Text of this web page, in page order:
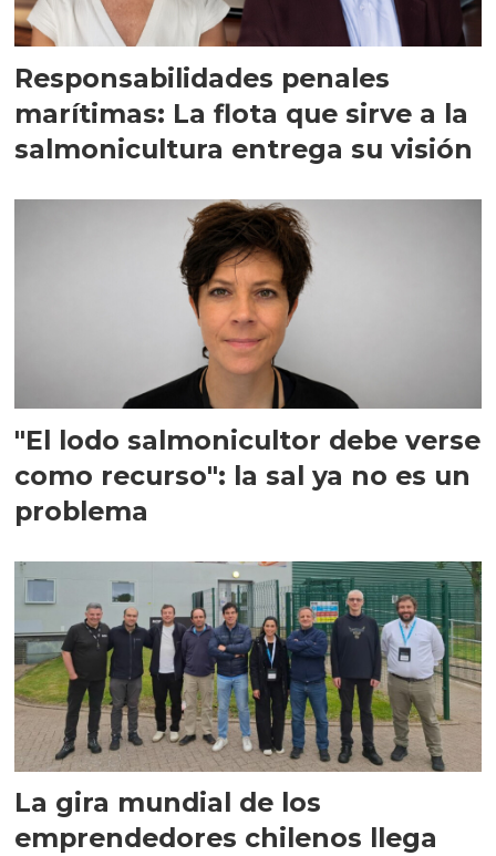
Responsabilidades penales
marítimas: La flota que sirve a la
salmonicultura entrega su visión
"El lodo salmonicultor debe verse
como recurso": la sal ya no es un
problema
La gira mundial de los
emprendedores chilenos llega